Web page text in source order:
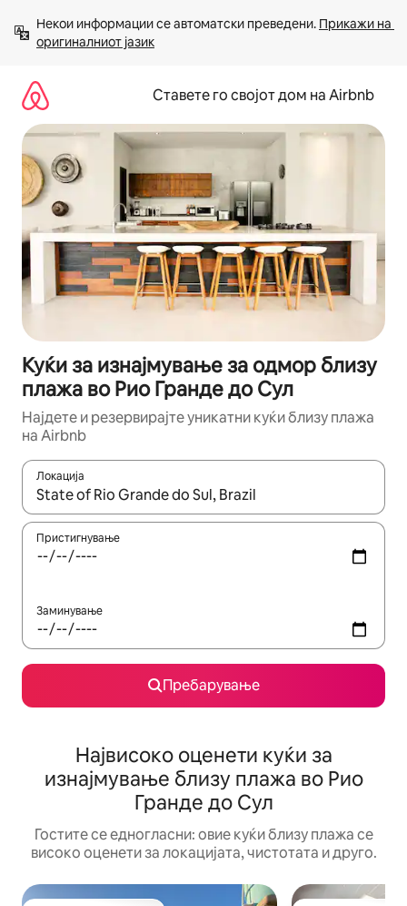
содржина
Некои информации се автоматски преведени. Прикажи на
оригиналниот јазик
Ставете го својот дом на Airbnb
Куќи за изнајмување за одмор близу
плажа во Рио Гранде до Сул
Најдете и резервирајте уникатни куќи близу плажа
на Airbnb
Локација
Кога резултатите се достапни, движете се со копчињата
Пристигнување
Заминување
Пребарување
Највисоко оценети куќи за
изнајмување близу плажа во Рио
Гранде до Сул
Гостите се едногласни: овие куќи близу плажа се
високо оценети за локацијата, чистотата и друго.